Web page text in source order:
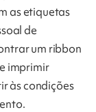
as etiquetas
de
um ribbon
imprimir
às condições